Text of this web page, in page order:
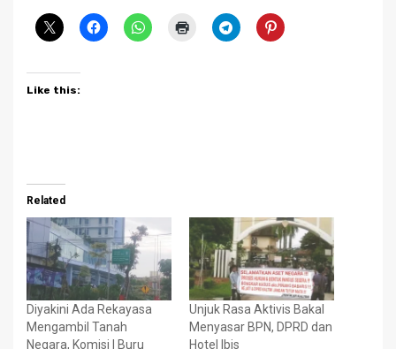
Like this:
Related
Diyakini Ada Rekayasa
Mengambil Tanah
Negara, Komisi I Buru
Unjuk Rasa Aktivis Bakal
Menyasar BPN, DPRD dan
Hotel Ibis